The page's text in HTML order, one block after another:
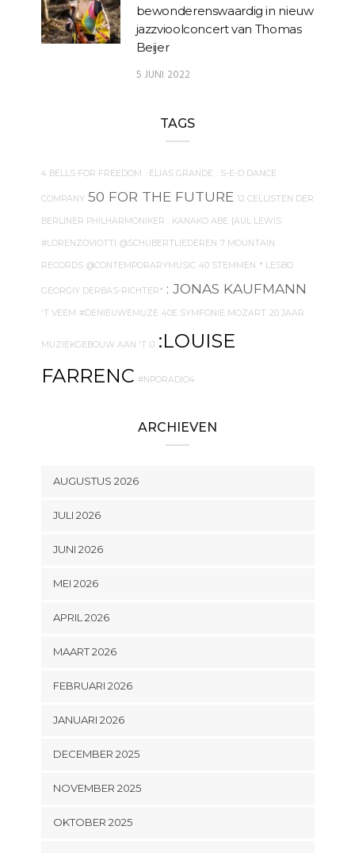
bewonderenswaardig in nieuw
jazzvioolconcert van Thomas
Beijer
5 JUNI 2022
TAGS
4 BELLS FOR FREEDOM . ELIAS GRANDE . S-E-D DANCE
COMPANY 50 FOR THE FUTURE 12 CELLISTEN DER
BERLINER PHILHARMONIKER . KANAKO ABE {AUL LEWIS
#LORENZOVIOTTI @SCHUBERTLIEDEREN 7 MOUNTAIN
RECORDS @CONTEMPORARYMUSIC 40 STEMMEN * LESBO
GEORGIY DERBAS-RICHTER* : JONAS KAUFMANN
'T VEEM #DENIEUWEMUZE 40E SYMFONIE MOZART 20 JAAR
MUZIEKGEBOUW AAN 'T IJ :LOUISE
FARRENC #NPORADIO4
ARCHIEVEN
AUGUSTUS 2026
JULI 2026
JUNI 2026
MEI 2026
APRIL 2026
MAART 2026
FEBRUARI 2026
JANUARI 2026
DECEMBER 2025
NOVEMBER 2025
OKTOBER 2025